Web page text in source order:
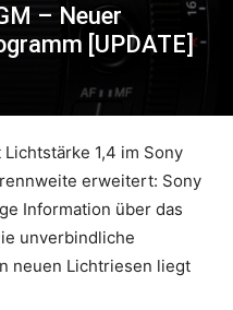
– Neuer
[UPDATE]
1,4 im Sony
erweitert: Sony
Information über das
unverbindliche
neuen Lichtriesen liegt